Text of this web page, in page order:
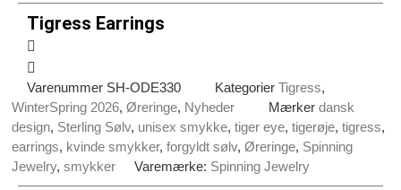
Tigress Earrings
Varenummer SH-ODE330 Kategorier Tigress,
WinterSpring 2026, Øreringe, Nyheder Mærker dansk
design, Sterling Sølv, unisex smykke, tiger eye, tigerøje, tigress,
earrings, kvinde smykker, forgyldt sølv, Øreringe, Spinning
Jewelry, smykker Varemærke: Spinning Jewelry